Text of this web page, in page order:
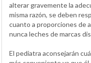
alterar gravemente la
misma razón, se deben
cuanto a proporciones de
nunca leches de marcas
El pediatra aconsejarán